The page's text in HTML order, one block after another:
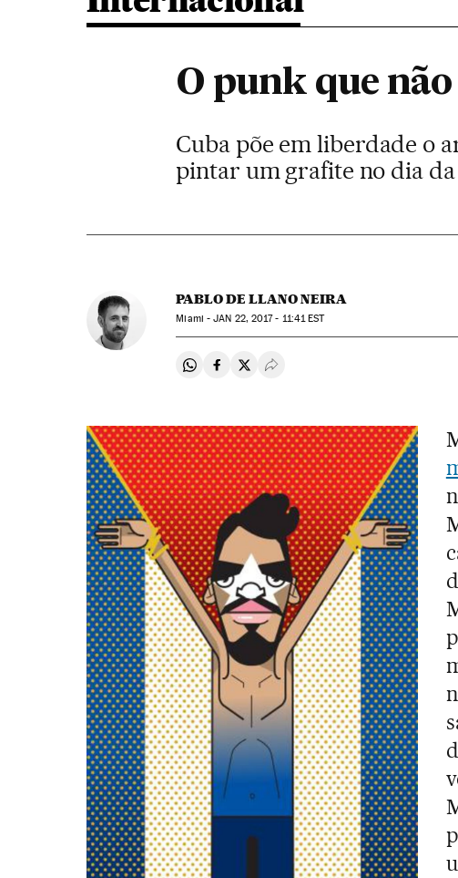
O punk que
Cuba põe em liberdade o
pintar um grafite no dia da
PABLO DE LLANO NEIRA
Miami -JAN 22, 2017 - 11:41EST
Compartir en Whatsapp
Compartir en Facebook
Compartir en Twitter
Desplegar Redes Sociales